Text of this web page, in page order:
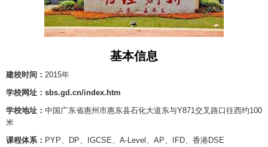
基本信息
建校时间： 2015年
学校网址：sbs.gd.cn/index.htm
学校地址： 中国广东省惠州市惠东县石化大道东与Y871交叉路口往西约100
米
课程体系： PYP、DP、IGCSE、A-Level、AP、IFD、香港DSE